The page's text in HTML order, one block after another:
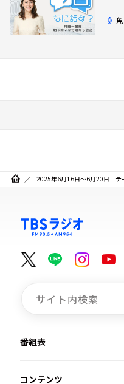
2025年6月16日～6月20日 テー
番組表
コンテンツ